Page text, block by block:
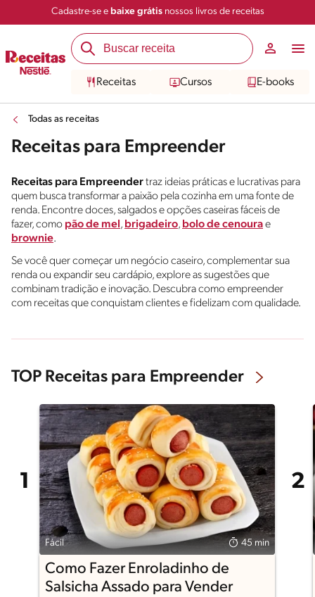
Cadastre-se e baixe grátisnossos livros de receitas
Receitas Cursos E-books
Todas as receitas
Receitas para Empreender
Receitas para Empreendertraz ideias práticas e lucrativas para
quem busca transformar a paixão pela cozinha em uma fonte de
renda. Encontre doces, salgados e opções caseiras fáceis de
fazer, como pão de mel , brigadeiro, bolo de cenourae
brownie.
Se você quer começar um negócio caseiro, complementar sua
renda ou expandir seu cardápio, explore as sugestões que
combinam tradição e inovação. Descubra como empreender
com receitas que conquistam clientes e fidelizam com qualidade.
TOP Receitas para Empreender
Fácil 45 min
Como Fazer Enroladinho de
Salsicha Assado para Vender